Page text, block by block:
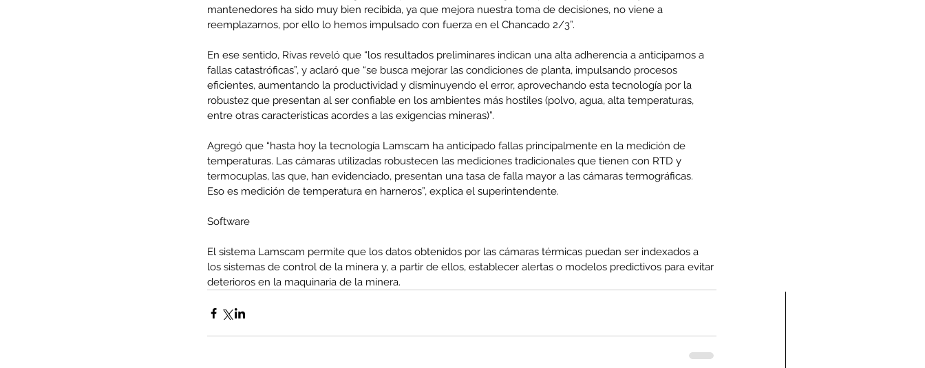
Our Recent Posts
mantenedores ha sido muy bien recibida, ya que mejora nuestra toma de decisiones, no viene a
reemplazarnos, por ello lo hemos impulsado con fuerza en el Chancado 2/3”.
En ese sentido, Rivas reveló que “los resultados preliminares indican una alta adherencia a anticiparnos a
fallas catastróficas”, y aclaró que “se busca mejorar las condiciones de planta, impulsando procesos
eficientes, aumentando la productividad y disminuyendo el error, aprovechando esta tecnología por la
robustez que presentan al ser confiable en los ambientes más hostiles (polvo, agua, alta temperaturas,
entre otras características acordes a las exigencias mineras)”.
Agregó que “hasta hoy la tecnología Lamscam ha anticipado fallas principalmente en la medición de
temperaturas. Las cámaras utilizadas robustecen las mediciones tradicionales que tienen con RTD y
termocuplas, las que, han evidenciado, presentan una tasa de falla mayor a las cámaras termográficas.
Eso es medición de temperatura en harneros”, explica el superintendente.
Software
El sistema Lamscam permite que los datos obtenidos por las cámaras térmicas puedan ser indexados a
los sistemas de control de la minera y, a partir de ellos, establecer alertas o modelos predictivos para evitar
deterioros en la maquinaria de la minera.